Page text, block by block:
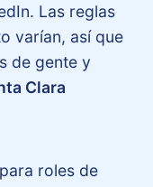
Las reglas
varían, así que
de gente y
Clara
roles de